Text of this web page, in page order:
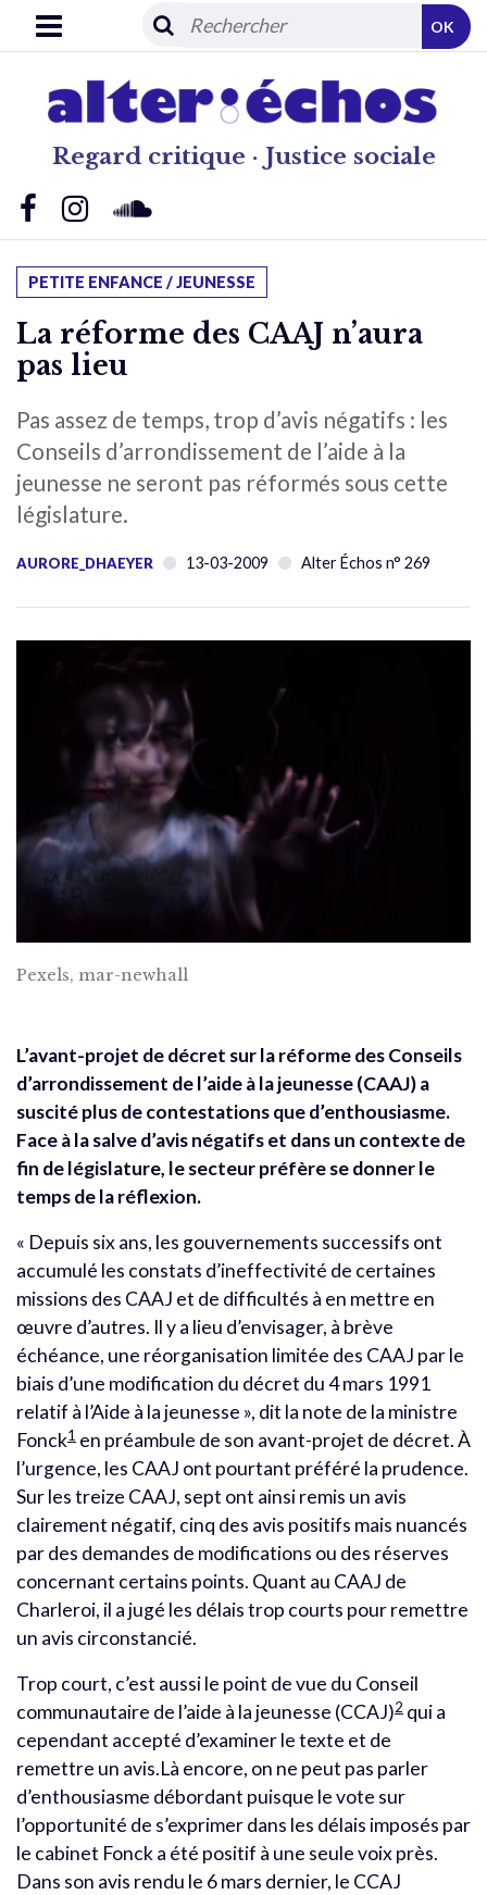
Regard critique · Justice sociale
OK
PETITE ENFANCE / JEUNESSE
La réforme des CAAJ n’aura
pas lieu
Pas assez de temps, trop d’avis négatifs : les
Conseils d’arrondissement de l’aide à la
jeunesse ne seront pas réformés sous cette
législature.
AURORE_DHAEYER 13-03-2009 Alter Échos n° 269
Pexels, mar-newhall
L’avant-projet de décret sur la réforme des Conseils
d’arrondissement de l’aide à la jeunesse (CAAJ) a
suscité plus de contestations que d’enthousiasme.
Face à la salve d’avis négatifs et dans un contexte de
fin de législature, le secteur préfère se donner le
temps de la réflexion.
« Depuis six ans, les gouvernements successifs ont
accumulé les constats d’ineffectivité de certaines
missions des CAAJ et de difficultés à en mettre en
œuvre d’autres. Il y a lieu d’envisager, à brève
échéance, une réorganisation limitée des CAAJ par le
biais d’une modification du décret du 4 mars 1991
relatif à l’Aide à la jeunesse », dit la note de la ministre
Fonck1 en préambule de son avant-projet de décret. À
l’urgence, les CAAJ ont pourtant préféré la prudence.
Sur les treize CAAJ, sept ont ainsi remis un avis
clairement négatif, cinq des avis positifs mais nuancés
par des demandes de modifications ou des réserves
concernant certains points. Quant au CAAJ de
Charleroi, il a jugé les délais trop courts pour remettre
un avis circonstancié.
Trop court, c’est aussi le point de vue du Conseil
communautaire de l’aide à la jeunesse (CCAJ)2 qui a
cependant accepté d’examiner le texte et de
remettre un avis.Là encore, on ne peut pas parler
d’enthousiasme débordant puisque le vote sur
l’opportunité de s’exprimer dans les délais imposés par
le cabinet Fonck a été positif à une seule voix près.
Dans son avis rendu le 6 mars dernier, le CCAJ